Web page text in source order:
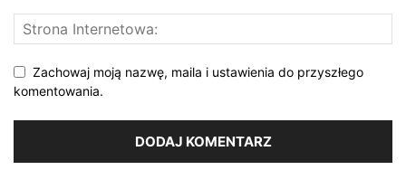
Zachowaj moją nazwę, maila i ustawienia do przyszłego
komentowania.